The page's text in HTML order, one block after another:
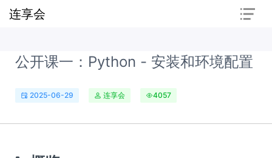
连享会
公开课一：Python - 安装和环境配置
2025-06-29 连享会 4057